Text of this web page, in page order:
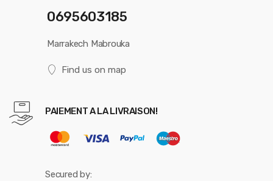
0695603185
Marrakech Mabrouka
Find us on map
PAIEMENT A LA LIVRAISON!
Secured by: